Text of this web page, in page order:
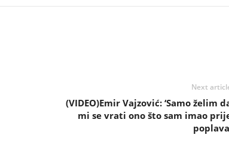
Next
(VIDEO)Emir Vajzović: ‘Samo želim
mi se vrati ono što sam imao